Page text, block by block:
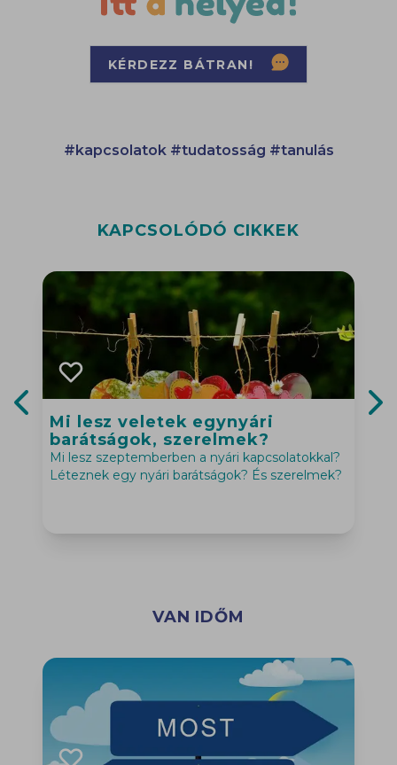
KÉRDEZZ BÁTRAN!
#kapcsolatok #tudatosság #tanulás
KAPCSOLÓDÓ CIKKEK
Mi lesz veletek egynyári
barátságok, szerelmek?
Mi lesz szeptemberben a nyári kapcsolatokkal?
Léteznek egy nyári barátságok? És szerelmek?
Previous slide
VAN IDŐM